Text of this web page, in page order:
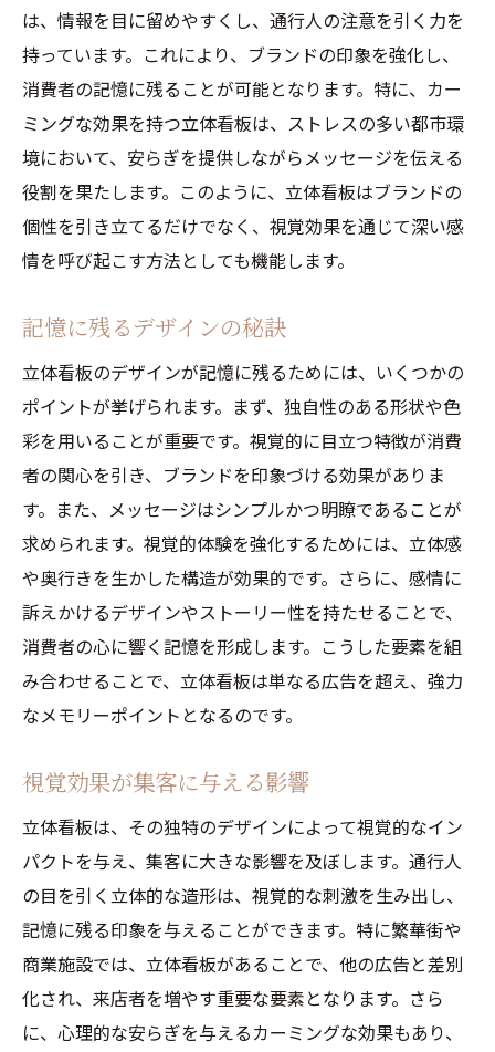
は、情報を目に留めやすくし、通行人の注意を引く力を
持っています。これにより、ブランドの印象を強化し、
消費者の記憶に残ることが可能となります。特に、カー
ミングな効果を持つ立体看板は、ストレスの多い都市環
境において、安らぎを提供しながらメッセージを伝える
役割を果たします。このように、立体看板はブランドの
個性を引き立てるだけでなく、視覚効果を通じて深い感
情を呼び起こす方法としても機能します。
記憶に残るデザインの秘訣
立体看板のデザインが記憶に残るためには、いくつかの
ポイントが挙げられます。まず、独自性のある形状や色
彩を用いることが重要です。視覚的に目立つ特徴が消費
者の関心を引き、ブランドを印象づける効果がありま
す。また、メッセージはシンプルかつ明瞭であることが
求められます。視覚的体験を強化するためには、立体感
や奥行きを生かした構造が効果的です。さらに、感情に
訴えかけるデザインやストーリー性を持たせることで、
消費者の心に響く記憶を形成します。こうした要素を組
み合わせることで、立体看板は単なる広告を超え、強力
なメモリーポイントとなるのです。
視覚効果が集客に与える影響
立体看板は、その独特のデザインによって視覚的なイン
パクトを与え、集客に大きな影響を及ぼします。通行人
の目を引く立体的な造形は、視覚的な刺激を生み出し、
記憶に残る印象を与えることができます。特に繁華街や
商業施設では、立体看板があることで、他の広告と差別
化され、来店者を増やす重要な要素となります。さら
に、心理的な安らぎを与えるカーミングな効果もあり、